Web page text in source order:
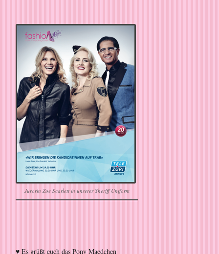
Jurorin Zoe Scarlett in unserer Sheriff Uniform
♥ Es grüßt euch das Pony Maedchen